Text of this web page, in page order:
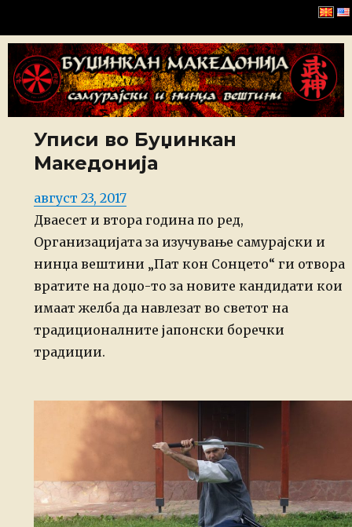
Буџинкан Македонија
Уписи во Буџинкан
Македонија
Posted
on
август 23, 2017
Дваесет и втора година по ред,
Организацијата за изучување самурајски и
нинџа вештини „Пат кон Сонцето“ ги отвора
вратите на доџо-то за новите кандидати кои
имаат желба да навлезат во светот на
традиционалните јапонски боречки
традиции.